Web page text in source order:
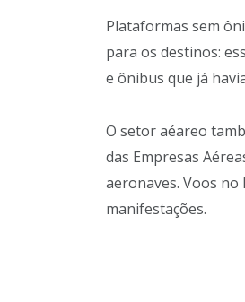
Plataformas sem
para os destinos:
e ônibus que já
O setor aéareo
das Empresas
aeronaves. Voos no
manifestações.